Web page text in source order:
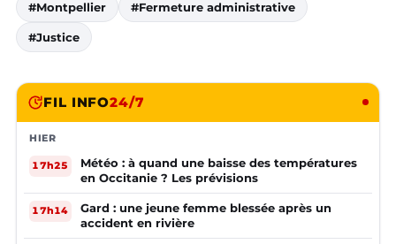
#Montpellier #Fermeture administrative
#Justice
FIL INFO24/7
HIER
17h25
Météo : à quand une baisse des températures
en Occitanie ? Les prévisions
17h14
Gard : une jeune femme blessée après un
accident en rivière